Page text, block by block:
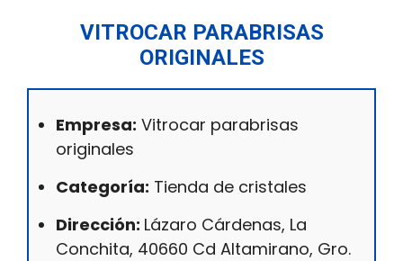
VITROCAR PARABRISAS
ORIGINALES
Empresa: Vitrocar parabrisas
originales
Categoría: Tienda de cristales
Dirección: Lázaro Cárdenas, La
Conchita, 40660 Cd Altamirano, Gro.